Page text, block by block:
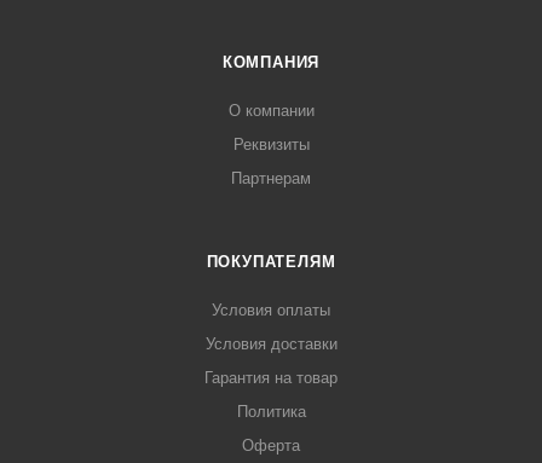
КОМПАНИЯ
О компании
Реквизиты
Партнерам
ПОКУПАТЕЛЯМ
Условия оплаты
Условия доставки
Гарантия на товар
Политика
Оферта